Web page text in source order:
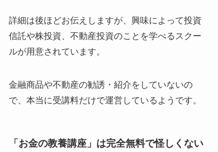
詳細は後ほどお伝えしますが、興味によって投資
信託や株投資、不動産投資のことを学べるスクー
ルが用意されています。
金融商品や不動産の勧誘・紹介をしていないの
で、本当に受講料だけで運営しているようです。
「お金の教養講座」は完全無料で怪しくない